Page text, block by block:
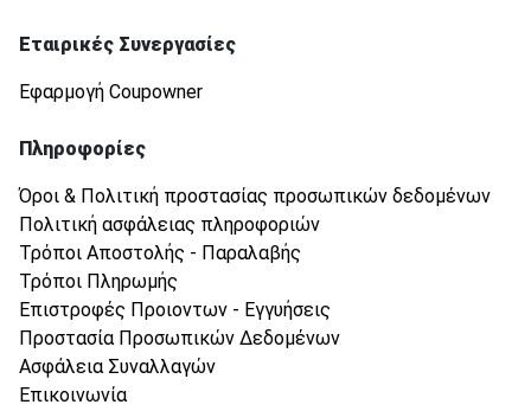
Εταιρικές Συνεργασίες
Εφαρμογή Coupowner
Πληροφορίες
Όροι & Πολιτική προστασίας προσωπικών δεδομένων
Πολιτική ασφάλειας πληροφοριών
Τρόποι Αποστολής - Παραλαβής
Τρόποι Πληρωμής
Επιστροφές Προιοντων - Εγγυήσεις
Προστασία Προσωπικών Δεδομένων
Ασφάλεια Συναλλαγών
Επικοινωνία